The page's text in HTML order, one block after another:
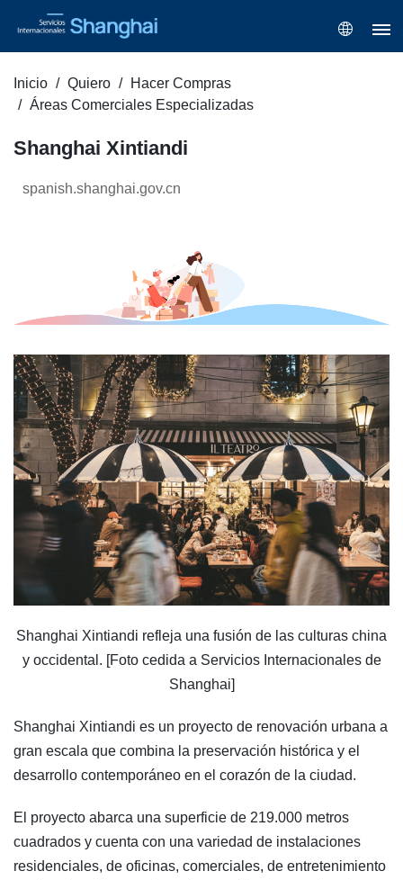
Inicio Quiero
Hacer Compras
Áreas Comerciales Especializadas
Shanghai Xintiandi
spanish.shanghai.gov.cn
Shanghai Xintiandi refleja una fusión de las culturas china
y occidental. [Foto cedida a Servicios Internacionales de
Shanghai]
Shanghai Xintiandi es un proyecto de renovación urbana a
gran escala que combina la preservación histórica y el
desarrollo contemporáneo en el corazón de la ciudad.
El proyecto abarca una superficie de 219.000 metros
cuadrados y cuenta con una variedad de instalaciones
residenciales, de oficinas, comerciales, de entretenimiento